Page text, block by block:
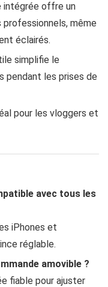
intégrée offre un
même
éclairés.
simplifie le
pendant les prises de
pour les vloggers et
avec tous les
iPhones et
réglable.
amovible ?
fiable pour ajuster